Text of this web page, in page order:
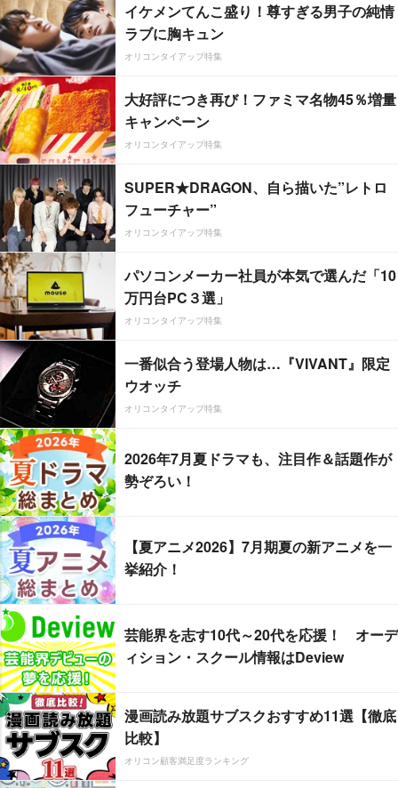
イケメンてんこ盛り！尊すぎる男子の純情
ラブに胸キュン
オリコンタイアップ特集
大好評につき再び！ファミマ名物45％増量
キャンペーン
オリコンタイアップ特集
SUPER★DRAGON、自ら描いた”レトロ
フューチャー”
オリコンタイアップ特集
パソコンメーカー社員が本気で選んだ「10
万円台PC３選」
オリコンタイアップ特集
一番似合う登場人物は…『VIVANT』限定
ウオッチ
オリコンタイアップ特集
2026年7月夏ドラマも、注目作＆話題作が
勢ぞろい！
【夏アニメ2026】7月期夏の新アニメを一
挙紹介！
芸能界を志す10代～20代を応援！ オーデ
ィション・スクール情報はDeview
漫画読み放題サブスクおすすめ11選【徹底
比較】
オリコン顧客満足度ランキング